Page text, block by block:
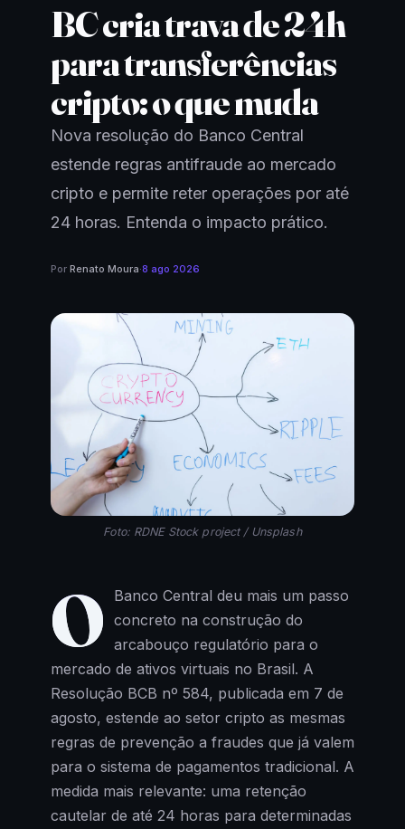
BC cria trava de 24h
para transferências
cripto: o que muda
Nova resolução do Banco Central
estende regras antifraude ao mercado
cripto e permite reter operações por até
24 horas. Entenda o impacto prático.
Por Renato Moura·8 ago 2026
Foto: RDNE Stock project / Unsplash
O
Banco Central deu mais um passo
concreto na construção do
arcabouço regulatório para o
mercado de ativos virtuais no Brasil. A
Resolução BCB nº 584, publicada em 7 de
agosto, estende ao setor cripto as mesmas
regras de prevenção a fraudes que já valem
para o sistema de pagamentos tradicional. A
medida mais relevante: uma retenção
cautelar de até 24 horas para determinadas